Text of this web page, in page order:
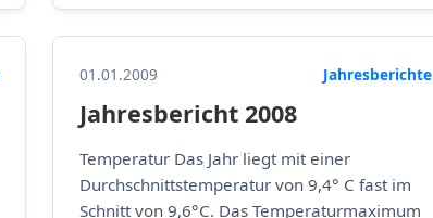
01.01.2009 Jahresberichte
Jahresbericht 2008
Temperatur Das Jahr liegt mit einer
Durchschnittstemperatur von 9,4° C fast im
Schnitt von 9,6°C. Das Temperaturmaximum